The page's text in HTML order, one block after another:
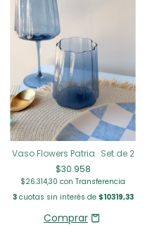
Vaso Flowers Patria · Set de 2
$30.958
$26.314,30 con Transferencia
3cuotas sin interés de $10319,33